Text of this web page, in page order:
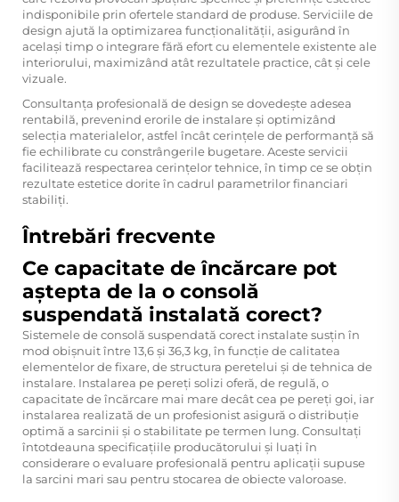
indisponibile prin ofertele standard de produse. Serviciile de
design ajută la optimizarea funcționalității, asigurând în
același timp o integrare fără efort cu elementele existente ale
interiorului, maximizând atât rezultatele practice, cât și cele
vizuale.
Consultanța profesională de design se dovedește adesea
rentabilă, prevenind erorile de instalare și optimizând
selecția materialelor, astfel încât cerințele de performanță să
fie echilibrate cu constrângerile bugetare. Aceste servicii
facilitează respectarea cerințelor tehnice, în timp ce se obțin
rezultate estetice dorite în cadrul parametrilor financiari
stabiliți.
Întrebări frecvente
Ce capacitate de încărcare pot
aștepta de la o consolă
suspendată instalată corect?
Sistemele de consolă suspendată corect instalate susțin în
mod obișnuit între 13,6 și 36,3 kg, în funcție de calitatea
elementelor de fixare, de structura peretelui și de tehnica de
instalare. Instalarea pe pereți solizi oferă, de regulă, o
capacitate de încărcare mai mare decât cea pe pereți goi, iar
instalarea realizată de un profesionist asigură o distribuție
optimă a sarcinii și o stabilitate pe termen lung. Consultați
întotdeauna specificațiile producătorului și luați în
considerare o evaluare profesională pentru aplicații supuse
la sarcini mari sau pentru stocarea de obiecte valoroase.